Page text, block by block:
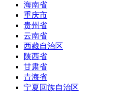
海南省
重庆市
贵州省
云南省
西藏自治区
陕西省
甘肃省
青海省
宁夏回族自治区